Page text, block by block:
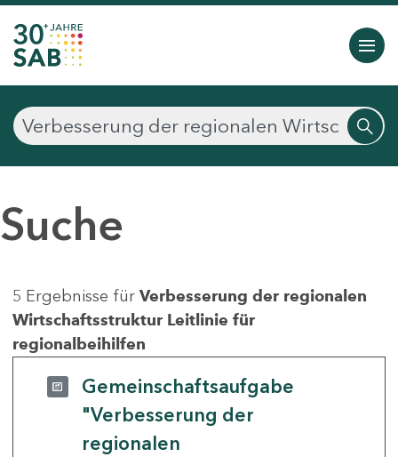
Suche
5 Ergebnisse für Verbesserung der regionalen
Wirtschaftsstruktur Leitlinie für
regionalbeihilfen
Gemeinschaftsaufgabe
"Verbesserung der
regionalen